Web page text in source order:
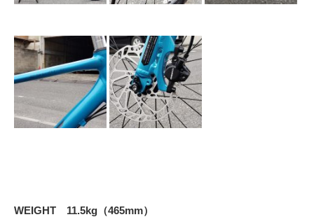
WEIGHT 11.5kg（465mm）